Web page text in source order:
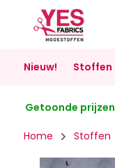
Nieuw! Stoffen
Getoonde prijzen
Home Stoffen